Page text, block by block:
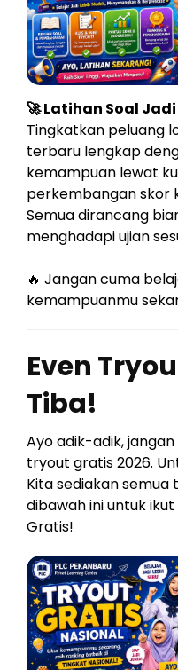
🚀 Latihan Soal
Tingkatkan peluang
terbaru lengkap
kemampuan lewat
perkembangan skor
Semua dirancang
menghadapi ujian
🔥 Jangan cuma
kemampuanmu
Even
Tiba!
Ayo adik-adik,
tryout gratis 2026.
Kita sediakan semua
dibawah ini untuk ikut
Gratis!